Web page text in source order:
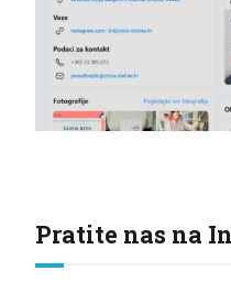
Pratite nas na